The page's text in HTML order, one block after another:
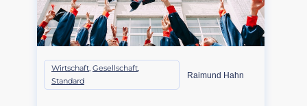
Wirtschaft, Gesellschaft,
Standard
Raimund Hahn